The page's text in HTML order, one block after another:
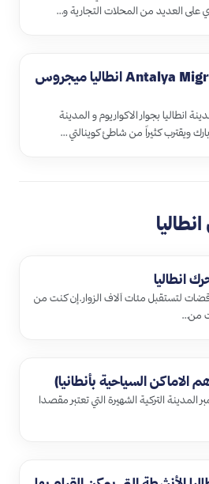
على العديد من المحلات التجارية و…
Antalya Migros Shopping Mall انطاليا ميجروس
انطاليا بجوار الاكواريوم و المدينة
ويقترب كثيراً من شاطئ كوينالتي …
انطاليا
لتستقبل مئات آلاف الزوار.إن كنت من
من…
الاماكن السياحية بأنطانيا)
تفكر في زيارة انطاليا شهر نوفمبر المدينة التركية الشهيرة التي تعتبر مقصدا